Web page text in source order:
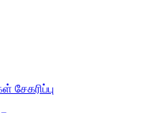
சேகரிப்பு